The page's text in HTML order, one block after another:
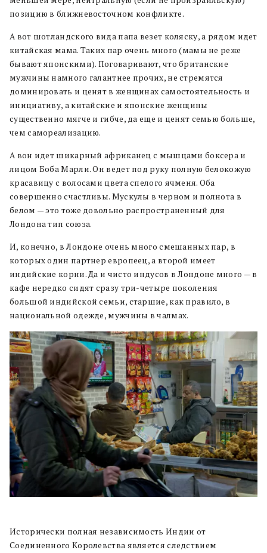
позицию в ближневосточном конфликте.
А вот шотландского вида папа везет коляску, а рядом идет
китайская мама. Таких пар очень много (мамы не реже
бывают японскими). Поговаривают, что британские
мужчины намного галантнее прочих, не стремятся
доминировать и ценят в женщинах самостоятельность и
инициативу, а китайские и японские женщины
существенно мягче и гибче, да еще и ценят семью больше,
чем самореализацию.
А вон идет шикарный африканец с мышцами боксера и
лицом Боба Марли. Он ведет под руку полную белокожую
красавицу с волосами цвета спелого ячменя. Оба
совершенно счастливы. Мускулы в черном и полнота в
белом — это тоже довольно распространенный для
Лондона тип союза.
И, конечно, в Лондоне очень много смешанных пар, в
которых один партнер европеец, а второй имеет
индийские корни. Да и чисто индусов в Лондоне много — в
кафе нередко сидят сразу три-четыре поколения
большой индийской семьи, старшие, как правило, в
национальной одежде, мужчины в чалмах.
Исторически полная независимость Индии от
Соединенного Королевства является следствием